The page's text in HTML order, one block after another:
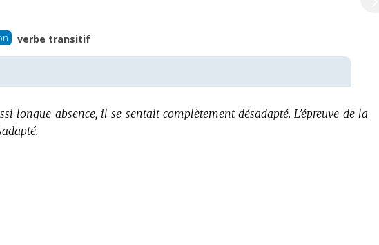
verbe transitif
longue absence, il se sentait complètement désadapté. L’épreuve de la